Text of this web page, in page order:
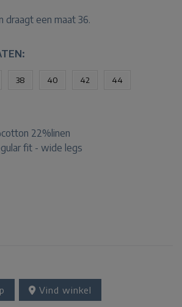
draagt een maat 36.
38 40 42 44
22%linen
fit - wide legs
Vind winkel